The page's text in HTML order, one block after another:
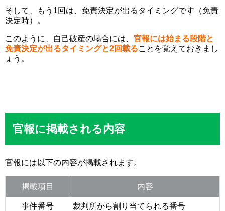
そして、もう1回は、免責決定が出るタイミングです（免責
決定時）。
このように、自己破産の場合には、 官報には始まる段階と
免責決定が出るタイミングと2回載ることを覚えておきまし
ょう。
官報に掲載される内容
官報には以下の内容が掲載されます。
掲載項目 内容
事件番号 裁判所から割り当てられる番号